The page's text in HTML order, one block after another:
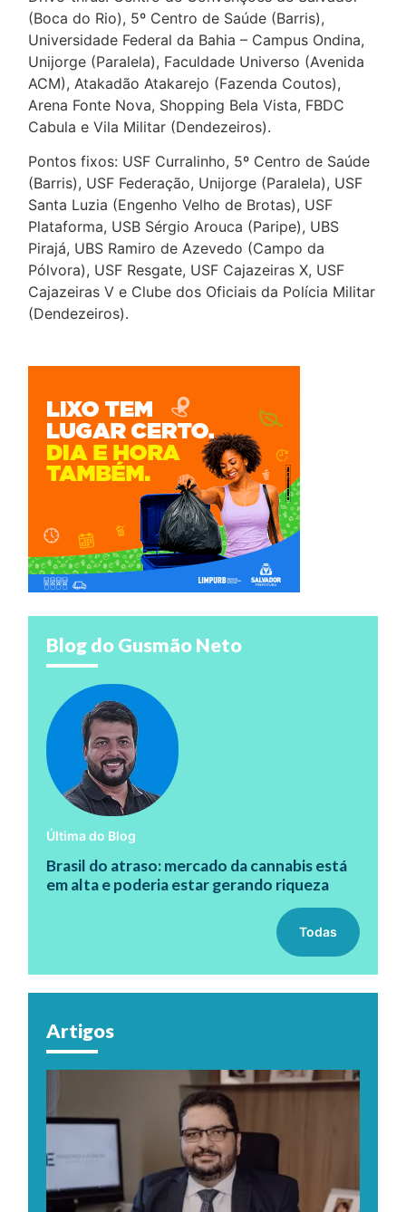
(Boca do Rio), 5º Centro de Saúde (Barris),
Universidade Federal da Bahia – Campus Ondina,
Unijorge (Paralela), Faculdade Universo (Avenida
ACM), Atakadão Atakarejo (Fazenda Coutos),
Arena Fonte Nova, Shopping Bela Vista, FBDC
Cabula e Vila Militar (Dendezeiros).
Pontos fixos: USF Curralinho, 5º Centro de Saúde
(Barris), USF Federação, Unijorge (Paralela), USF
Santa Luzia (Engenho Velho de Brotas), USF
Plataforma, USB Sérgio Arouca (Paripe), UBS
Pirajá, UBS Ramiro de Azevedo (Campo da
Pólvora), USF Resgate, USF Cajazeiras X, USF
Cajazeiras V e Clube dos Oficiais da Polícia Militar
(Dendezeiros).
Blog do Gusmão Neto
Última do Blog
Brasil do atraso: mercado da cannabis está
em alta e poderia estar gerando riqueza
Todas
Artigos